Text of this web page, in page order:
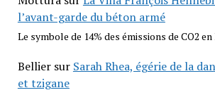
l’avant-garde du béton armé
Le symbole de 14% des émissions de CO2 en
Belliersur Sarah Rhea, égérie de la
et tzigane